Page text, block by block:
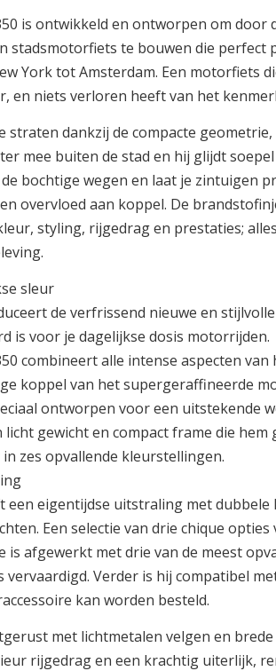
is ontwikkeld en ontworpen om
stadsmotorfiets te bouwen die
York tot Amsterdam. Een motorfiets
en niets verloren heeft van het
straten dankzij de compacte
mee buiten de stad en hij glijdt
bochtige wegen en laat je zintuigen
overvloed aan koppel. De
styling, rijgedrag en prestaties;
sleur
de verfrissend nieuwe en
is voor je dagelijkse dosis motorrijden.
combineert alle intense aspecten
koppel van het supergeraffineerde
ontworpen voor een uitstekende
licht gewicht en compact frame die
zes opvallende kleurstellingen.
een eigentijdse uitstraling met
Een selectie van drie chique
is afgewerkt met drie van de meest
vervaardigd. Verder is hij compatibel
kan worden besteld.
met lichtmetalen velgen en
rijgedrag en een krachtig uiterlijk,